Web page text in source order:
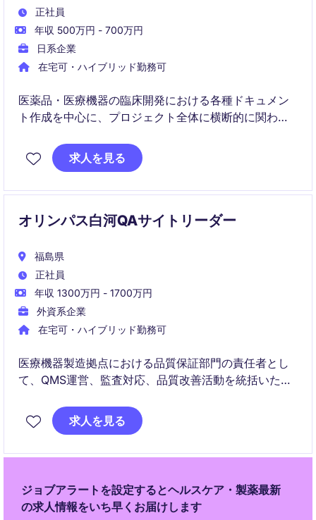
正社員
年収 500万円 - 700万円
日系企業
在宅可・ハイブリッド勤務可
医薬品・医療機器の臨床開発における各種ドキュメン
ト作成を中心に、プロジェクト全体に横断的に関わる
経験に応じて、薬事対応や当局窓口などにも携わり、
求人を見る
オリンパス白河QAサイトリーダー
福島県
正社員
年収 1300万円 - 1700万円
外資系企業
在宅可・ハイブリッド勤務可
医療機器製造拠点における品質保証部門の責任者とし
て、QMS運営、監査対応、品質改善活動を統括いただ
広く担当するリーダーポジションです。
求人を見る
ジョブアラートを設定するとヘルスケア・製薬最新
の求人情報をいち早くお届けします